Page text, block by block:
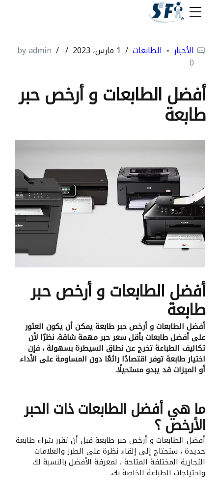
الأحبار الطابعات 1 مارس، 2023
by admin
0
أفضل الطابعات و أرخص حبر
طابعة
أفضل الطابعات و أرخص حبر
طابعة
أفضل الطابعات و أرخص حبر طابعة يمكن أن يكون العثور
على أفضل طابعات بأقل سعر حبر مهمة شاقة. نظرًا لأن
تكاليف الطباعة تخرج عن نطاق السيطرة بسهولة ، فإن
اختيار طابعة توفر اقتصادًا رائعًا دون المساومة على الأداء
أو الميزات قد يبدو مستحيلًا.
ما هي أفضل الطابعات ذات الحبر
الأرخص ؟
أفضل الطابعات و أرخص حبر طابعة قبل أن تقرر شراء طابعة
جديدة ، ستحتاج إلى إلقاء نظرة على الطرز والعلامات
التجارية المختلفة المتاحة ، لمعرفة الأفضل بالنسبة لك
واحتياجات الطباعة الخاصة بك.